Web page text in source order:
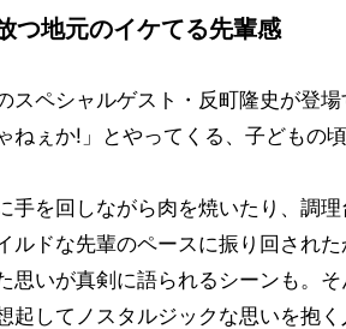
つ地元のイケてる先輩感
スペシャルゲスト・反町隆史が登
ねぇか!」とやってくる、子どもの
手を回しながら肉を焼いたり、調
ルドな先輩のペースに振り回され
思いが真剣に語られるシーンも。
起してノスタルジックな思いを抱く